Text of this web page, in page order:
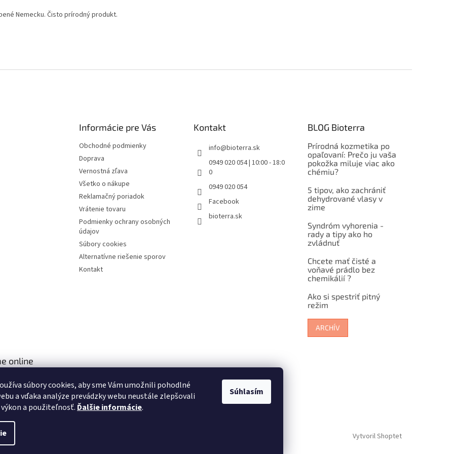
súbory cookies, aby sme Vám umožnili pohodlné
a vďaka analýze prevádzky webu neustále zlepšovali
a použiteľnosť. Ďalšie informácie.
Súhlasím
Nemecku. Čisto prírodný produkt.
Informácie pre Vás
Obchodné podmienky
Doprava
Vernostná zľava
Všetko o nákupe
Reklamačný poriadok
Vrátenie tovaru
Podmienky ochrany osobných
údajov
Súbory cookies
Alternatívne riešenie sporov
Kontakt
Kontakt
info@bioterra.sk
0949 020 054 | 10:00 - 18:0
0
0949 020 054
Facebook
bioterra.sk
BLOG Bioterra
Prírodná kozmetika po
opaľovaní: Prečo ju vaša
pokožka miluje viac ako
chémiu?
5 tipov, ako zachrániť
dehydrované vlasy v
zime
Syndróm vyhorenia -
rady a tipy ako ho
zvládnuť
Chcete mať čisté a
voňavé prádlo bez
chemikálií ?
Ako si spestriť pitný
režim
ARCHÍV
online
Vytvoril Shoptet
nastavenie cookies